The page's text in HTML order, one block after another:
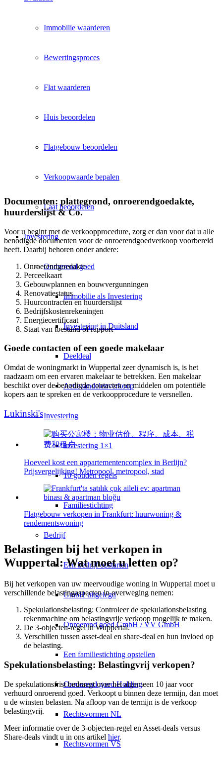
Immobilie waarderen
Bewertingsproces
Flat waarderen
Huis beoordelen
Flatgebouw beoordelen
Verkoopwaarde bepalen
Laat beoordelen
Investering
Onroerend goed
Immobilie als Investering
Investering in Duitsland
Deeldeal
Actieaandelenverkoop
Investering
Investering 1×1
10 gouden regels
Familiestichting
Bedrijf
Een bedrijf opstarten
GmbH uitgelegd
Onroerend goed GmbH / VV GmbH
Een familiestichting opstellen
Onroerend goed Holding
Rechtsvormen NL
Rechtsvormen VS
Documenten: plattegrond, onroerendgoedakte,
huurderslijst & Co.
Voor u begint met de verkoopprocedure, zorg er dan voor dat u alle
benodigde documenten voor de onroerendgoedverkoop voorbereid
heeft. Daarbij behoren onder andere:
Onroerendgoedakte
Perceelkaart
Gebouwplannen en bouwvergunningen
Renovatiestatus
Huurcontracten en huurderslijst
Bedrijfskostenrekeningen
Energiecertificaat
Staat van toestand of rapport
Goede contacten of een goede makelaar
Omdat de woningmarkt in Wuppertal zeer dynamisch is, is het
raadzaam om een ervaren makelaar te betrekken. Een makelaar
beschikt over de benodigde contacten en middelen om potentiële
kopers aan te spreken en de verkoopprocedure te versnellen.
Lukinski's
Hoeveel kost een appartementencomplex in Berlijn?
Prijsvergelijking! Metropool, metropool, stad
Flatgebouw verkopen in Frankfurt: huurwoning &
rendementswoning
Belastingen bij het verkopen in
Wuppertal: Wat moet u letten op?
Bij het verkopen van uw meervoudige woning in Wuppertal moet u
verschillende belastingaspecten in overweging nemen:
Spekulationsbelasting: Controleer de spekulationsbelasting
rekenmachine om belastingvrije verkoop mogelijk te maken.
De 3-objecten-regel in Wuppertal.
Verschillen tussen asset-deal en share-deal en hun invloed op
de belasting.
Spekulationsbelasting: Belastingvrij verkopen?
De spekulationsfrist bedraagt over het algemeen 10 jaar voor
verhuurd onroerend goed. Verkoopt u binnen deze termijn, dan moet
u de winsten belasten. Na afloop van de termijn is de verkoop
belastingvrij.
Meer informatie over de 3-objecten-regel en Asset-deals versus
Share-deals vindt u in ons artikel hier.